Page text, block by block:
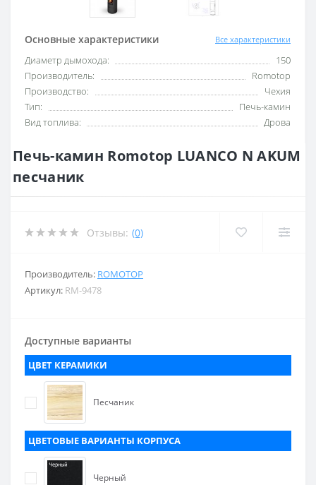
Основные характеристики Все характеристики
Диаметр дымохода:
150
Производитель:
Romotop
Производство:
Чехия
Тип:
Печь-камин
Вид топлива:
Дрова
Печь-камин Romotop LUANCO N AKUM
песчаник
Отзывы: (0)
Производитель: ROMOTOP
Артикул: RM-9478
Доступные варианты
ЦВЕТ КЕРАМИКИ
Песчаник
ЦВЕТОВЫЕ ВАРИАНТЫ КОРПУСА
Черный